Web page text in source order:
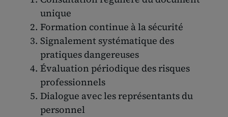
unique
Formation continue à la sécurité
Signalement systématique des
pratiques dangereuses
Évaluation périodique des risques
professionnels
Dialogue avec les représentants du
personnel